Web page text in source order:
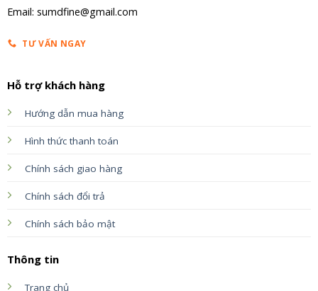
Email: sumdfine@gmail.com
TƯ VẤN NGAY
Hỗ trợ khách hàng
Hướng dẫn mua hàng
Hình thức thanh toán
Chính sách giao hàng
Chính sách đổi trả
Chính sách bảo mật
Thông tin
Trang chủ